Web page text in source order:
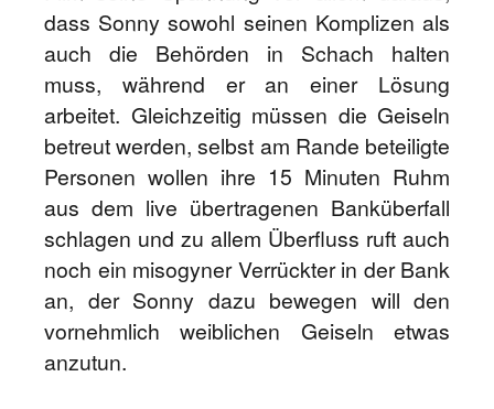
dass Sonny sowohl seinen Komplizen als
auch die Behörden in Schach halten
muss, während er an einer Lösung
arbeitet. Gleichzeitig müssen die Geiseln
betreut werden, selbst am Rande beteiligte
Personen wollen ihre 15 Minuten Ruhm
aus dem live übertragenen Banküberfall
schlagen und zu allem Überfluss ruft auch
noch ein misogyner Verrückter in der Bank
an, der Sonny dazu bewegen will den
vornehmlich weiblichen Geiseln etwas
anzutun.